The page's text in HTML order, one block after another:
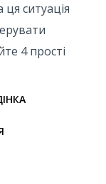
ситуація
4 прості